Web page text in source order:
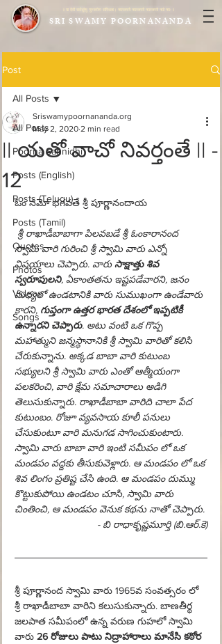
SRI SWAMY POORNANANDA
|| या देवी सर्वभूतेषु गुरुरूपेण संस्थिता। नमस्तस्यै नमस्तस्यै नमस्तस्यै नमो नमः ||
Post
All Posts
Poorna Sannidhi
Posts (English)
Posts (Telugu)
Posts (Tamil)
Quotes
Photos
Videos
Songs
All Posts
|| యతో వాచో నివర్తంతే || -
12
Sriswamypoornananda.org
May 2, 2020 2 min read
ఓం నమో భగవతే శ్రీ పూర్ణానందాయ
శ్రీ రాఖాడీబాబాగా పిలవబడే శ్రీ ఓంకారానంద
స్వామి వారి గురించి శ్రీ స్వామి వారు ఎన్నో
విషయాలు చెప్పారు. వారు సాక్షాత్తు శివ
స్వరూపులని, ఏకాంతతను ఇష్టపడేవారని, జనం
మధ్యలో ఉండటానికి వారు సుముఖంగా ఉండేవారు
కారని, గుప్తంగా ఉత్తర భారత దేశంలో ఇప్పటికీ
ఉన్నారని చెప్పారు. అటు వంటి ఒక గొప్ప
మహాత్ముని జన్మస్థానానికి శ్రీ స్వామి వారితో కలిసి
చేరుకున్నాను. అక్కడ బాబా వారి కుటుంబ
సభ్యులని శ్రీ స్వామి వారు ఎంతో ఆత్మీయంగా
పలకరించి, వారి క్షేమ సమాచారాలు అడిగి
తెలుసుకున్నారు. రాఖాడీబాబా వారిది చాలా పేద
కుటుంబం. రోజూ వ్యవసాయ కూలీ పనులు
చేసుకుంటూ వారి మనుగడ సాగించుకుంటారు.
స్వామి వారు బాబా వారి ఇంటి సమీపం లో ఒక
మండపం వద్దకు తీసుకువెళ్లారు. ఆ మండపం లో ఒక
శివ లింగం ప్రతిష్ట చేసి ఉంది. ఆ మండపం దుమ్ము
కొట్టుకుపోయి ఉండటం చూసి, స్వామి వారు
చింతించి, ఆ మండపం వెనుక కథను నాతో చెప్పారు.
- బి రాధాకృష్ణమూర్తి (బి.ఆర్.కె)
శ్రీ పూర్ణానంద స్వామి వారు 1965వ సంవత్సరం లో
శ్రీ రాఖాడీబాబా వారిని కలుసుకున్నారు. బాణతీర్థ
జలపాత సమీపంలో ఉన్న వరుణ గుహలో స్వామి
వారు 26 రోజులు పాటు నిద్రాహారాలు మానేసి కఠోర